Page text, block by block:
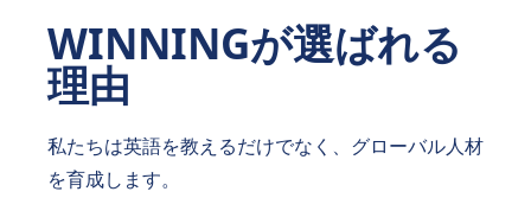
WINNINGが選ばれる
理由
私たちは英語を教えるだけでなく、グローバル人材
を育成します。